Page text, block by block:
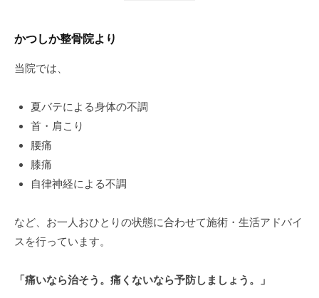
かつしか整骨院より
当院では、
夏バテによる身体の不調
首・肩こり
腰痛
膝痛
自律神経による不調
など、お一人おひとりの状態に合わせて施術・生活アドバイ
スを行っています。
「痛いなら治そう。痛くないなら予防しましょう。」